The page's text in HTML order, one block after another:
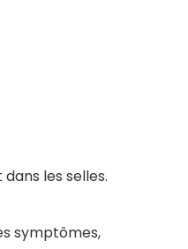
les selles.
symptômes,